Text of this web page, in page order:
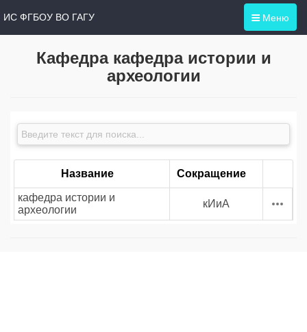
Меню
ИС ФГБОУ ВО ГАГУ
Кафедра кафедра истории и
археологии
Название Сокращение
кафедра истории и
археологии
кИиА